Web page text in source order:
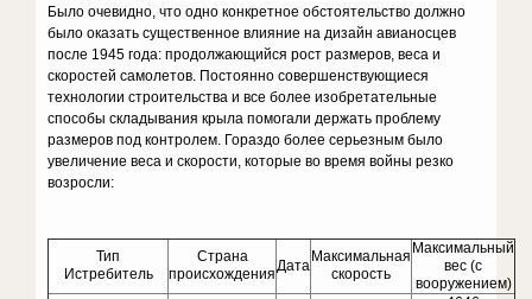
Было очевидно, что одно конкретное обстоятельство должно
было оказать существенное влияние на дизайн авианосцев
после 1945 года: продолжающийся рост размеров, веса и
скоростей самолетов. Постоянно совершенствующиеся
технологии строительства и все более изобретательные
способы складывания крыла помогали держать проблему
размеров под контролем. Гораздо более серьезным было
увеличение веса и скорости, которые во время войны резко
возросли:
Тип
Истребитель
Страна
происхожденияДата
Максимальная
скорость
Максимальный
вес (с
вооружением)